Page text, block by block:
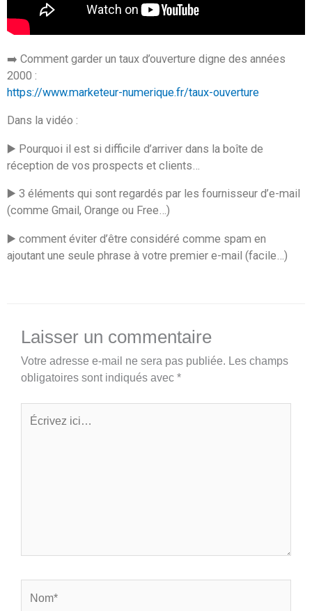
➡️ Comment garder un taux d’ouverture digne des années
2000 :
https://www.marketeur-numerique.fr/taux-ouverture
Dans la vidéo :
▶️ Pourquoi il est si difficile d’arriver dans la boîte de
réception de vos prospects et clients…
▶️ 3 éléments qui sont regardés par les fournisseur d’e-mail
(comme Gmail, Orange ou Free…)
▶️ comment éviter d’être considéré comme spam en
ajoutant une seule phrase à votre premier e-mail (facile…)
Laisser un commentaire
Votre adresse e-mail ne sera pas publiée. Les champs
obligatoires sont indiqués avec *
ici…